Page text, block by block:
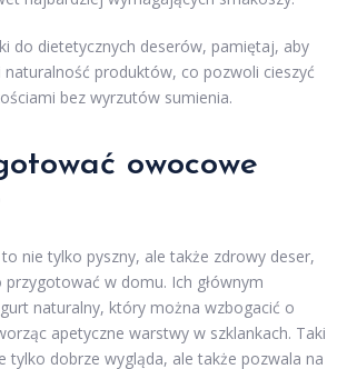
do dietetycznych deserów, pamiętaj, aby
naturalność produktów, co pozwoli cieszyć
bez wyrzutów sumienia.
owocowe
nie tylko pyszny, ale także zdrowy deser,
w domu. Ich głównym
naturalny, który można wzbogacić o
apetyczne warstwy w szklankach. Taki
tylko dobrze wygląda, ale także pozwala na